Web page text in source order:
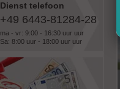
Dienst telefoon
+49 6443-81284-28
ma - vr: 9:00 - 16:30 uur uur
Sa: 8:00 uur - 18:00 uur uur